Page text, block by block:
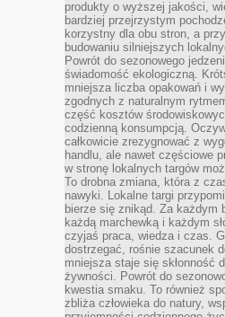
produkty o wyższej jakości,
bardziej przejrzystym
korzystny dla obu stron, a
budowaniu silniejszych
Powrót do sezonowego
świadomość ekologiczną.
mniejsza liczba opakowań i
zgodnych z naturalnym
część kosztów
codzienną konsumpcją.
całkowicie zrezygnować z
handlu, ale nawet częściowe
w stronę lokalnych targów
To drobna zmiana, która z
nawyki. Lokalne targi
bierze się znikąd. Za każdym
każdą marchewką i każdym
czyjaś praca, wiedza i czas.
dostrzegać, rośnie szacunek
mniejsza staje się skłonność
żywności. Powrót do
kwestia smaku. To również
zbliża człowieka do natury,